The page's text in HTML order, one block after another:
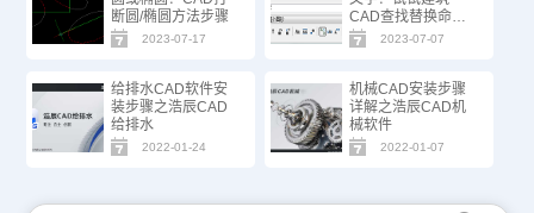
断圆/椭圆方法步骤
2023-07-17
CAD查找替换命
令！
2023-07-07
给排水CAD软件安
装步骤之浩辰CAD
给排水
2022-01-24
机械CAD安装步骤
详解之浩辰CAD机
械软件
2022-01-07